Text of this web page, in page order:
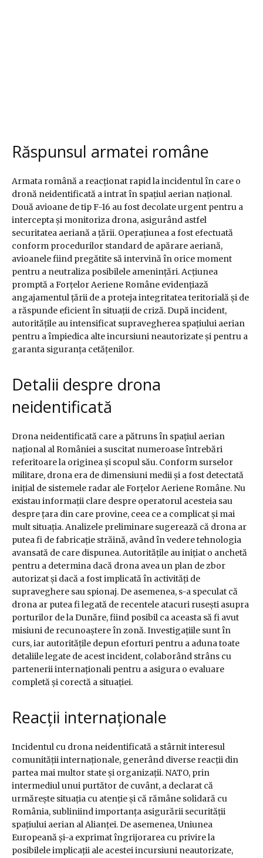
Răspunsul armatei române
Armata română a reacționat rapid la incidentul în care o
dronă neidentificată a intrat în spațiul aerian național.
Două avioane de tip F-16 au fost decolate urgent pentru a
intercepta și monitoriza drona, asigurând astfel
securitatea aeriană a țării. Operațiunea a fost efectuată
conform procedurilor standard de apărare aeriană,
avioanele fiind pregătite să intervină în orice moment
pentru a neutraliza posibilele amenințări. Acțiunea
promptă a Forțelor Aeriene Române evidențiază
angajamentul țării de a proteja integritatea teritorială și de
a răspunde eficient în situații de criză. După incident,
autoritățile au intensificat supravegherea spațiului aerian
pentru a împiedica alte incursiuni neautorizate și pentru a
garanta siguranța cetățenilor.
Detalii despre drona
neidentificată
Drona neidentificată care a pătruns în spațiul aerian
național al României a suscitat numeroase întrebări
referitoare la originea și scopul său. Conform surselor
militare, drona era de dimensiuni medii și a fost detectată
inițial de sistemele radar ale Forțelor Aeriene Române. Nu
existau informații clare despre operatorul acesteia sau
despre țara din care provine, ceea ce a complicat și mai
mult situația. Analizele preliminare sugerează că drona ar
putea fi de fabricație străină, având în vedere tehnologia
avansată de care dispunea. Autoritățile au inițiat o anchetă
pentru a determina dacă drona avea un plan de zbor
autorizat și dacă a fost implicată în activități de
supraveghere sau spionaj. De asemenea, s-a speculat că
drona ar putea fi legată de recentele atacuri rusești asupra
porturilor de la Dunăre, fiind posibil ca aceasta să fi avut
misiuni de recunoaștere în zonă. Investigațiile sunt în
curs, iar autoritățile depun eforturi pentru a aduna toate
detaliile legate de acest incident, colaborând strâns cu
partenerii internaționali pentru a asigura o evaluare
completă și corectă a situației.
Reacții internaționale
Incidentul cu drona neidentificată a stârnit interesul
comunității internaționale, generând diverse reacții din
partea mai multor state și organizații. NATO, prin
intermediul unui purtător de cuvânt, a declarat că
urmărește situația cu atenție și că rămâne solidară cu
România, subliniind importanța asigurării securității
spațiului aerian al Alianței. De asemenea, Uniunea
Europeană și-a exprimat îngrijorarea cu privire la
posibilele implicații ale acestei incursiuni neautorizate,